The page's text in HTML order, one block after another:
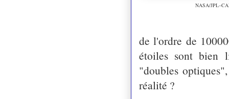
NASA/
de l'ordre de
étoiles sont bien
"doubles
réalité ?